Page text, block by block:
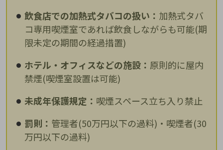
飲食店での加熱式タバコの扱い： 加熱式タバ
コ専用喫煙室であれば飲食しながらも可能(期
限未定の期間の経過措置)
ホテル・オフィスなどの施設： 原則的に屋内
禁煙(喫煙室設置は可能)
未成年保護規定： 喫煙スペース立ち入り禁止
罰則： 管理者(50万円以下の過料)・喫煙者(30
万円以下の過料)